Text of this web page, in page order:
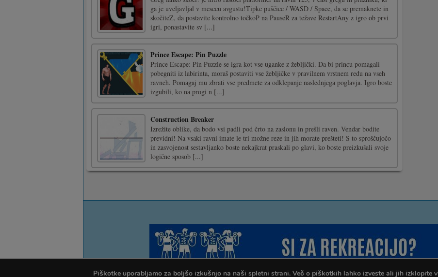
ga je uveljavljal v mesecu avgustu!Tipke puščice / WASD / Space, da se premaknete in
skočiteZ, da postavite kontrolno točkoP na PauseR za težave RestartAny z igro ob prvi
igri, ponastavite sv [...]
Prince Escape: Pin Puzzle
Prince Escape: Pin Puzzle se igra kot vse uganke z žebljički. Da bi princu pomagali
pobegniti iz labirinta, moraš postaviti vse žebljičke v pravilnem vrstnem redu na vseh
ravneh. Pomagaj mu zbrati vse predmete za odklepanje naslednjega poglavja. Igro boste
izgubili, ko na progi n [...]
Construction Breaker
Izrežite oblike, da bodo vsi padli pod črto na zaslonu in prešli raven. Vendar bodite
previdni! Na vsaki ravni imate le tri možne reze in jih morate prešteti! S to sproščujočo
in zasvojenost sestavljanko boste nekajkrat praskali po glavi, ko boste preizkušali svoje
logične sposob [...]
Piškotke uporabljamo za boljšo izkušnjo na naši spletni strani. Več o piškotkih lahko izveste ali jih izklopite v